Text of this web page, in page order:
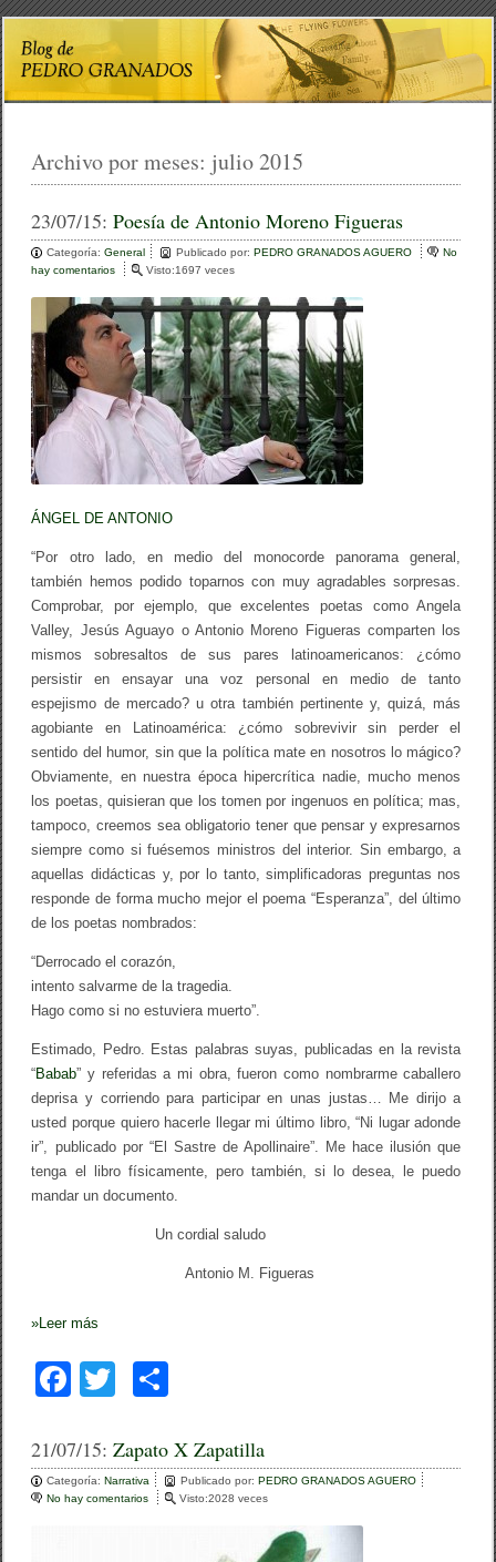
Archivo por meses: julio 2015
23/07/15:Poesía de Antonio Moreno Figueras
Categoría:General Publicado por:PEDRO GRANADOS AGUERO
No
hay comentarios
P
o
e
s
d
t
n
o
o
r
o
F
u
e
a
s
Visto:1697 veces
ÁNGEL DE ANTONIO
“Por otro lado, en medio del monocorde panorama general,
también hemos podido toparnos con muy agradables sorpresas.
Comprobar, por ejemplo, que excelentes poetas como Angela
Valley, Jesús Aguayo o Antonio Moreno Figueras comparten los
mismos sobresaltos de sus pares latinoamericanos: ¿cómo
persistir en ensayar una voz personal en medio de tanto
espejismo de mercado? u otra también pertinente y, quizá, más
agobiante en Latinoamérica: ¿cómo sobrevivir sin perder el
sentido del humor, sin que la política mate en nosotros lo mágico?
Obviamente, en nuestra época hipercrítica nadie, mucho menos
los poetas, quisieran que los tomen por ingenuos en política; mas,
tampoco, creemos sea obligatorio tener que pensar y expresarnos
siempre como si fuésemos ministros del interior. Sin embargo, a
aquellas didácticas y, por lo tanto, simplificadoras preguntas nos
responde de forma mucho mejor el poema “Esperanza”, del último
de los poetas nombrados:
“Derrocado el corazón,
intento salvarme de la tragedia.
Hago como si no estuviera muerto”.
Estimado, Pedro. Estas palabras suyas, publicadas en la revista
“Babab” y referidas a mi obra, fueron como nombrarme caballero
deprisa y corriendo para participar en unas justas… Me dirijo a
usted porque quiero hacerle llegar mi último libro, “Ni lugar adonde
ir”, publicado por “El Sastre de Apollinaire”. Me hace ilusión que
tenga el libro físicamente, pero también, si lo desea, le puedo
mandar un documento.
Un cordial saludo
Antonio M. Figueras
»Leer más
F
c
e
tt
er
m
p
21/07/15:Zapato X Zapatilla
Categoría:Narrativa Publicado por:PEDRO GRANADOS AGUERO
No hay comentarios
Visto:2028 veces